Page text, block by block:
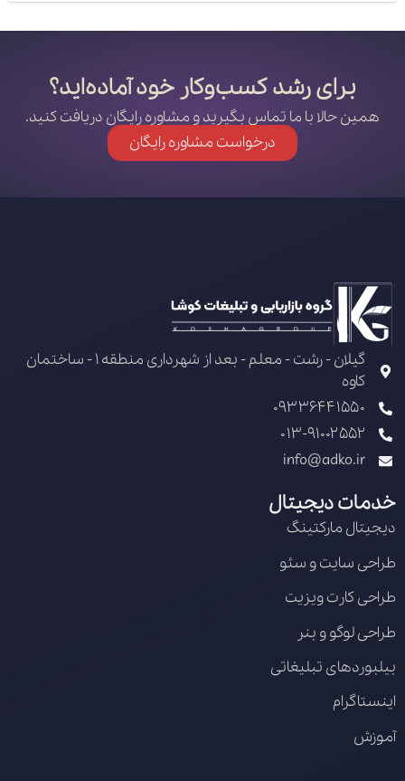
برای رشد کسب‌وکار خود آماده‌اید؟
همین حالا با ما تماس بگیرید و مشاوره رایگان دریافت کنید.
درخواست مشاوره رایگان
گیلان - رشت - معلم - بعد از شهرداری منطقه 1 - ساختمان
کاوه
09336441550
013-91002552
info@adko.ir
خدمات دیجیتال
دیجیتال مارکتینگ
طراحی سایت و سئو
طراحی کارت ویزیت
طراحی لوگو و بنر
بیلبوردهای تبلیغاتی
اینستاگرام
آموزش